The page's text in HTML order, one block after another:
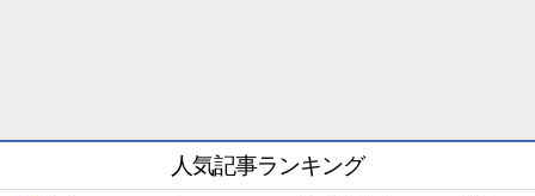
人気記事ランキング